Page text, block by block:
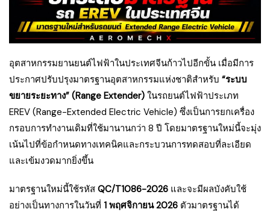
อุตสาหกรรมยานยนต์ไฟฟ้าในประเทศจีนก้าวไปอีกขั้น เมื่อมีการ
ประกาศปรับปรุงมาตรฐานอุตสาหกรรมแห่งชาติสำหรับ “ระบบ
ขยายระยะทาง” (Range Extender) ในรถยนต์ไฟฟ้าประเภท
EREV (Range-Extended Electric Vehicle) ซึ่งเป็นการยกเครื่อง
กรอบการทำงานเดิมที่ใช้มานานกว่า 8 ปี โดยมาตรฐานใหม่นี้จะมุ่ง
เน้นไปที่ข้อกำหนดทางเทคนิคและกระบวนการทดสอบที่ละเอียด
และเข้มงวดมากยิ่งขึ้น
มาตรฐานใหม่นี้ใช้รหัส QC/T1086-2026 และจะมีผลบังคับใช้
อย่างเป็นทางการในวันที่ 1 พฤศจิกายน 2026 ตัวมาตรฐานได้